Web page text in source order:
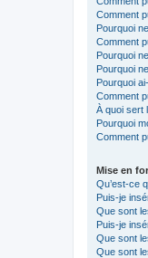
Comment
Pourquoi
Comment
Pourquoi
Pourquoi
Pourquoi
Comment
À quoi sert
Pourquoi
Comment
Mise en
Qu’est-ce
Puis-je
Que sont
Puis-je
Que sont
Que sont